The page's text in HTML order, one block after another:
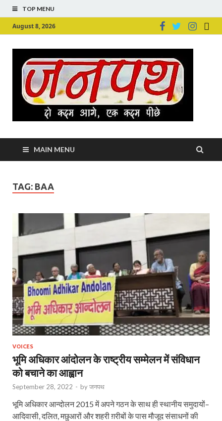
TOP MENU
August 8, 2026
MAIN MENU
TAG: BAA
VOICES
भूमि अधिकार आंदोलन के राष्ट्रीय सम्मेलन में संविधान
को बचाने का आह्वान
September 28, 2022 - byजनपथ
भूमि अधिकार आन्दोलन 2015 में अपने गठन के साथ ही स्थानीय समुदायों–
आदिवासी, दलित, मछुआरों और शहरी ग़रीबों के पास मौजूद संसाधनों की